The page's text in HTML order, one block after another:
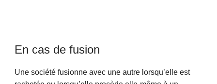
En cas de fusion
Une société fusionne avec une autre lorsqu’elle est